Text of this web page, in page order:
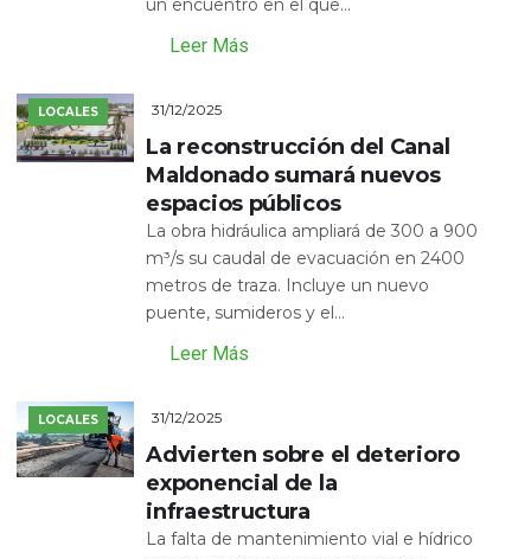
un encuentro en el que...
Leer Más
LOCALES 31/12/2025
La reconstrucción del Canal
Maldonado sumará nuevos
espacios públicos
La obra hidráulica ampliará de 300 a 900
m³/s su caudal de evacuación en 2400
metros de traza. Incluye un nuevo
puente, sumideros y el...
Leer Más
LOCALES 31/12/2025
Advierten sobre el deterioro
exponencial de la
infraestructura
La falta de mantenimiento vial e hídrico